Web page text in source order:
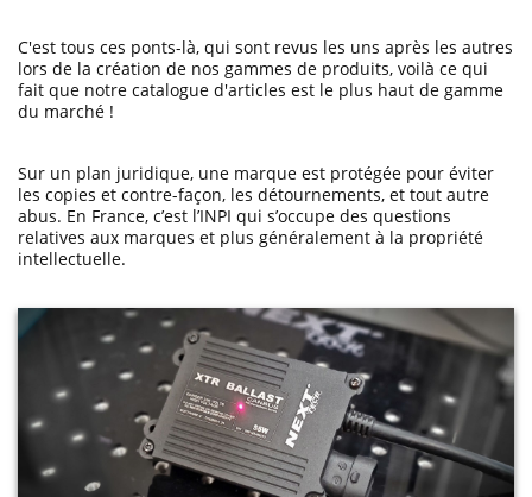
C'est tous ces ponts-là, qui sont revus les uns après les autres
lors de la création de nos gammes de produits, voilà ce qui
fait que notre catalogue d'articles est le plus haut de gamme
du marché !
Sur un plan juridique, une marque est protégée pour éviter
les copies et contre-façon, les détournements, et tout autre
abus. En France, c’est l’INPI qui s’occupe des questions
relatives aux marques et plus généralement à la propriété
intellectuelle.